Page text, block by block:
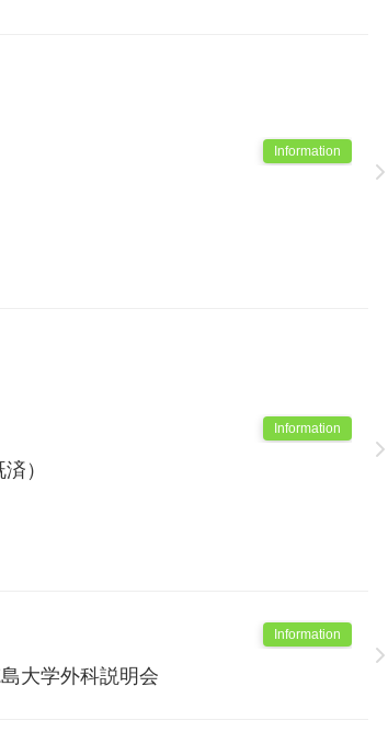
Information
Information
）
Information
大学外科説明会